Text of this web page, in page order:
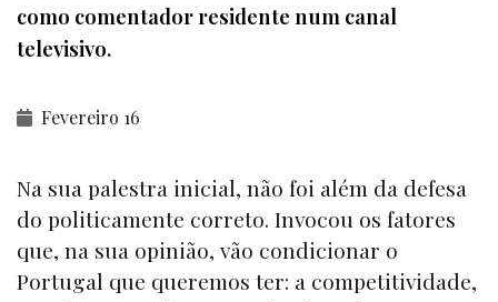
como comentador residente num canal
televisivo.
Fevereiro 16
Na sua palestra inicial, não foi além da defesa
do politicamente correto. Invocou os fatores
que, na sua opinião, vão condicionar o
Portugal que queremos ter: a competitividade,